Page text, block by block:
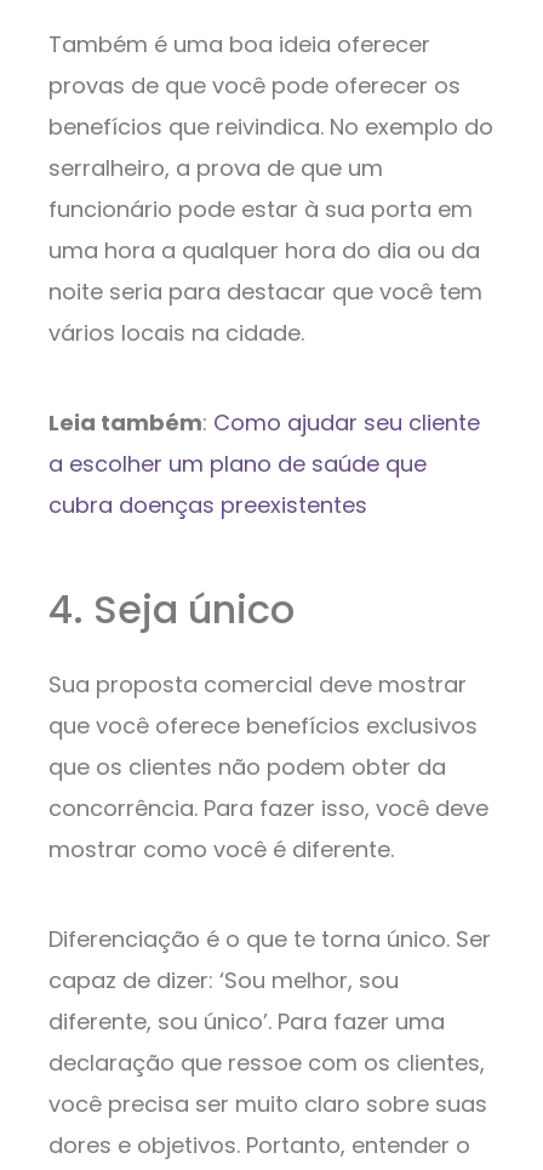
Também é uma boa ideia oferecer
provas de que você pode oferecer os
benefícios que reivindica. No exemplo do
serralheiro, a prova de que um
funcionário pode estar à sua porta em
uma hora a qualquer hora do dia ou da
noite seria para destacar que você tem
vários locais na cidade.
Leia também: Como ajudar seu cliente
a escolher um plano de saúde que
cubra doenças preexistentes
4. Seja único
Sua proposta comercial deve mostrar
que você oferece benefícios exclusivos
que os clientes não podem obter da
concorrência. Para fazer isso, você deve
mostrar como você é diferente.
Diferenciação é o que te torna único. Ser
capaz de dizer: ‘Sou melhor, sou
diferente, sou único’. Para fazer uma
declaração que ressoe com os clientes,
você precisa ser muito claro sobre suas
dores e objetivos. Portanto, entender o